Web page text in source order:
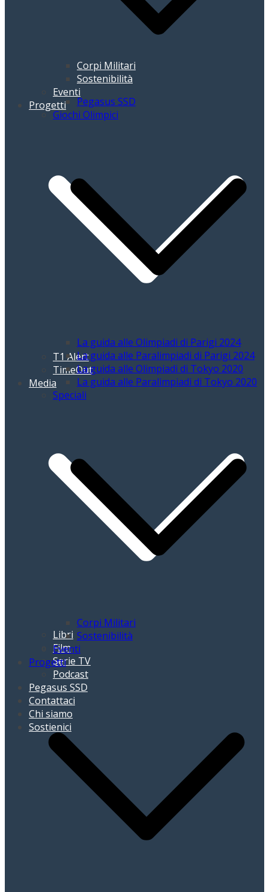
Corpi Militari
Sostenibilità
Eventi
Progetti
T1 Alert
TimeOut
Media
Libri
Film
Serie TV
Podcast
Pegasus SSD
Contattaci
Chi siamo
Sostienici
Pegasus SSD
Giochi Olimpici
La guida alle Olimpiadi di Parigi 2024
La guida alle Paralimpiadi di Parigi 2024
La guida alle Olimpiadi di Tokyo 2020
La guida alle Paralimpiadi di Tokyo 2020
Speciali
Corpi Militari
Sostenibilità
Eventi
Progetti